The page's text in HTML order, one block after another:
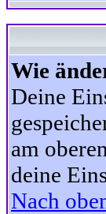
Wie
Deine
am
deine
Nach